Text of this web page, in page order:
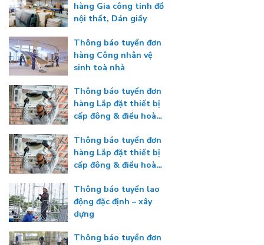
hàng Gia công tinh đồ
nội thất, Dán giấy
Thông báo tuyển đơn
hàng Công nhân vệ
sinh toà nhà
Thông báo tuyển đơn
hàng Lắp đặt thiết bị
cấp đông & điều hoà
Thông báo tuyển đơn
hàng Lắp đặt thiết bị
cấp đông & điều hoà
Thông báo tuyển lao
động đặc định – xây
dựng
Thông báo tuyển đơn